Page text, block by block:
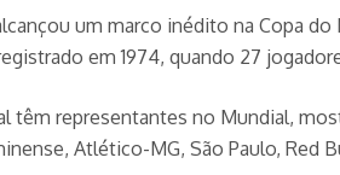
um marco inédito na Copa
em 1974, quando 27
têm representantes no Mundial,
Atlético-MG, São Paulo, Red